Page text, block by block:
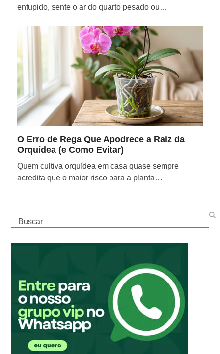
entupido, sente o ar do quarto pesado ou…
O Erro de Rega Que Apodrece a Raiz da
Orquídea (e Como Evitar)
Quem cultiva orquídea em casa quase sempre
acredita que o maior risco para a planta…
Buscar